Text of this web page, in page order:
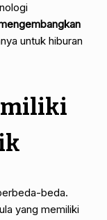
untuk hiburan
beda.
yang memiliki